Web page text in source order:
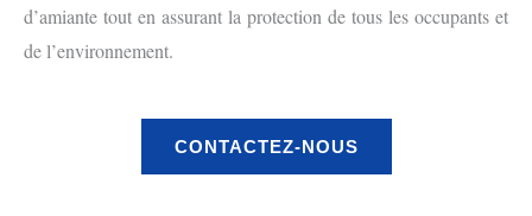
d’amiante tout en assurant la protection de tous les occupants et
de l’environnement.
CONTACTEZ-NOUS